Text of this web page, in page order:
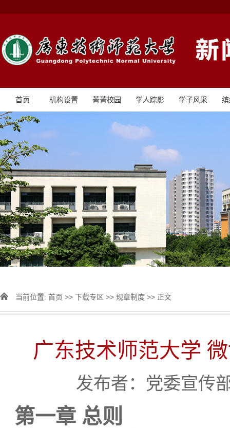
首页 机构设置 菁菁校园 学人踪影 学子风采
当前位置: 首页 >> 下载专区 >> 规章制度 >> 正文
广东技术师范大学
发布者：党委宣传
第一章 总则